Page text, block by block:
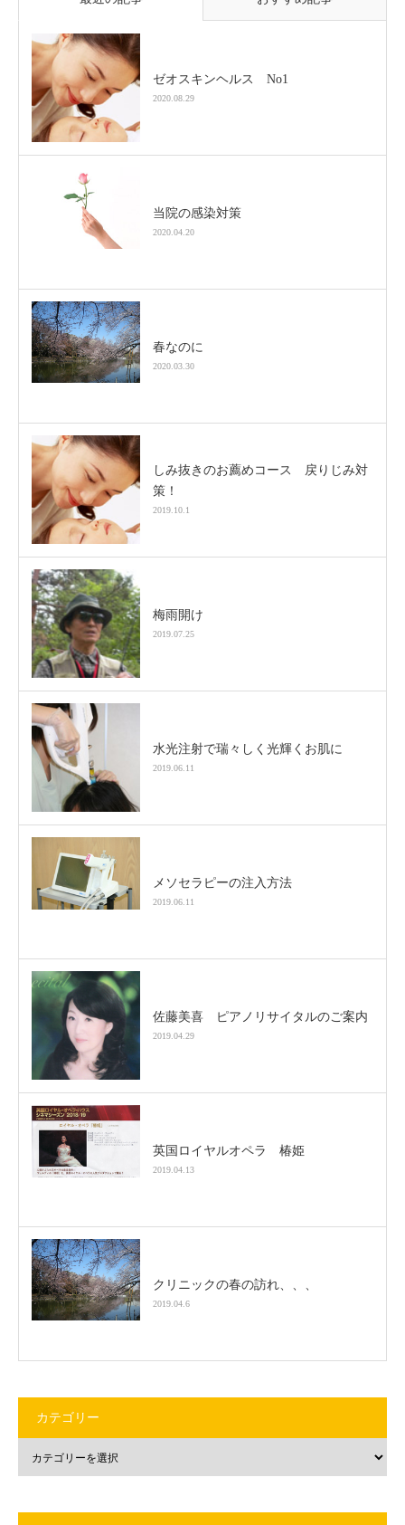
ゼオスキンヘルス No1
2020.08.29
当院の感染対策
2020.04.20
春なのに
2020.03.30
しみ抜きのお薦めコース 戻りじみ対
策！
2019.10.1
梅雨開け
2019.07.25
水光注射で瑞々しく光輝くお肌に
2019.06.11
メソセラピーの注入方法
2019.06.11
佐藤美喜 ピアノリサイタルのご案内
2019.04.29
英国ロイヤルオペラ 椿姫
2019.04.13
クリニックの春の訪れ、、、
2019.04.6
カテゴリー